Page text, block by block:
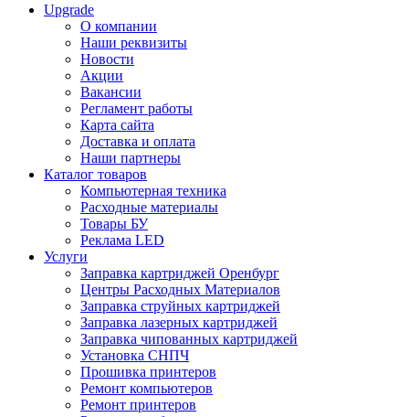
Upgrade
О компании
Наши реквизиты
Новости
Акции
Вакансии
Регламент работы
Карта сайта
Доставка и оплата
Наши партнеры
Каталог товаров
Компьютерная техника
Расходные материалы
Товары БУ
Реклама LED
Услуги
Заправка картриджей Оренбург
Центры Расходных Материалов
Заправка струйных картриджей
Заправка лазерных картриджей
Заправка чипованных картриджей
Установка СНПЧ
Прошивка принтеров
Ремонт компьютеров
Ремонт принтеров